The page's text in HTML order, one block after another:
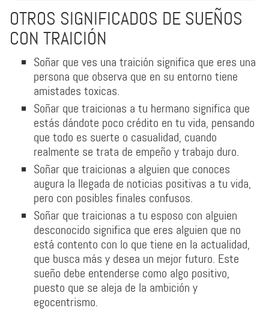
OTROS SIGNIFICADOS DE SUEÑOS
CON TRAICIÓN
Soñar que ves una traición significa que eres una
persona que observa que en su entorno tiene
amistades toxicas.
Soñar que traicionas a tu hermano significa que
estás dándote poco crédito en tu vida, pensando
que todo es suerte o casualidad, cuando
realmente se trata de empeño y trabajo duro.
Soñar que traicionas a alguien que conoces
augura la llegada de noticias positivas a tu vida,
pero con posibles finales confusos.
Soñar que traicionas a tu esposo con alguien
desconocido significa que eres alguien que no
está contento con lo que tiene en la actualidad,
que busca más y desea un mejor futuro. Este
sueño debe entenderse como algo positivo,
puesto que se aleja de la ambición y
egocentrismo.